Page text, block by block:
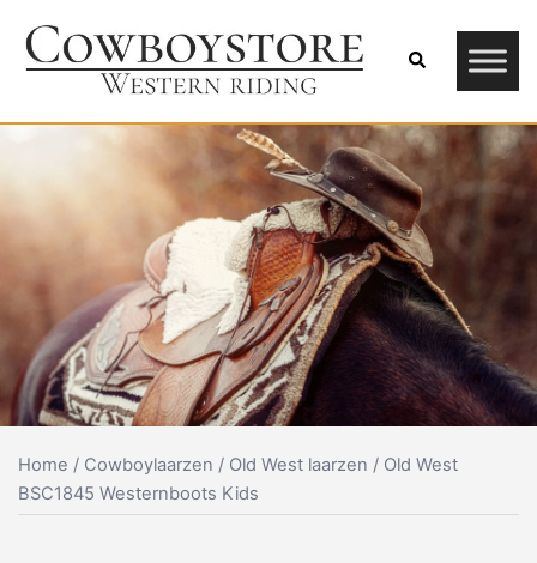
content
Search
Home / Cowboylaarzen / Old West laarzen / Old West
BSC1845 Westernboots Kids